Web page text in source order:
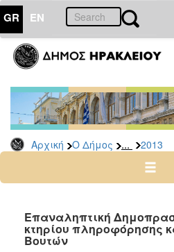
GR EN
Αρχική Ο Δήμος ... 2013
ΔΗΜΟΣ
Διακηρύξεις
-
Δημοπρασίες
Αρχείο
2025
2023
2022
Επαναληπτική
κτηρίου πληροφόρησης
Βουτών